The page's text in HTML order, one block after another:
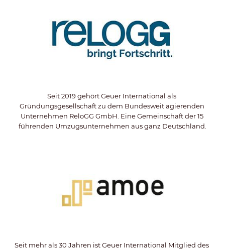
Seit 2019 gehört Geuer International als
Gründungsgesellschaft zu dem Bundesweit agierenden
Unternehmen ReloGG GmbH. Eine Gemeinschaft der 15
führenden Umzugsunternehmen aus ganz Deutschland.
Seit mehr als 30 Jahren ist Geuer International Mitglied des